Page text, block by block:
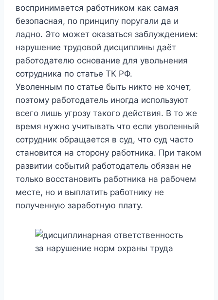
воспринимается работником как самая
безопасная, по принципу поругали да и
ладно. Это может оказаться заблуждением:
нарушение трудовой дисциплины даёт
работодателю основание для увольнения
сотрудника по статье ТК РФ.
Уволенным по статье быть никто не хочет,
поэтому работодатель иногда используют
всего лишь угрозу такого действия. В то же
время нужно учитывать что если уволенный
сотрудник обращается в суд, что суд часто
становится на сторону работника. При таком
развитии событий работодатель обязан не
только восстановить работника на рабочем
месте, но и выплатить работнику не
полученную заработную плату.